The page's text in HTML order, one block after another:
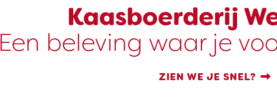
Kaasboerderij
Een beleving waar je
ZIEN WE JE SNEL?